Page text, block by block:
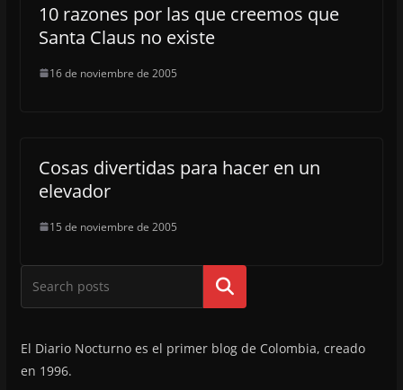
10 razones por las que creemos que
Santa Claus no existe
16 de noviembre de 2005
Cosas divertidas para hacer en un
elevador
15 de noviembre de 2005
Buscar
El Diario Nocturno es el primer blog de Colombia, creado
en 1996.